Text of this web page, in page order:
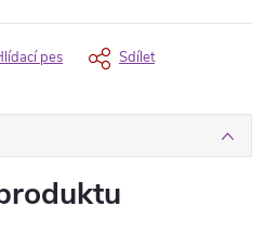
pes Sdílet